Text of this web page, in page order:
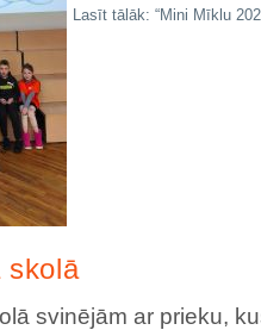
Lasīt tālāk: “Mini Mīklu
skolā
svinējām ar prieku,